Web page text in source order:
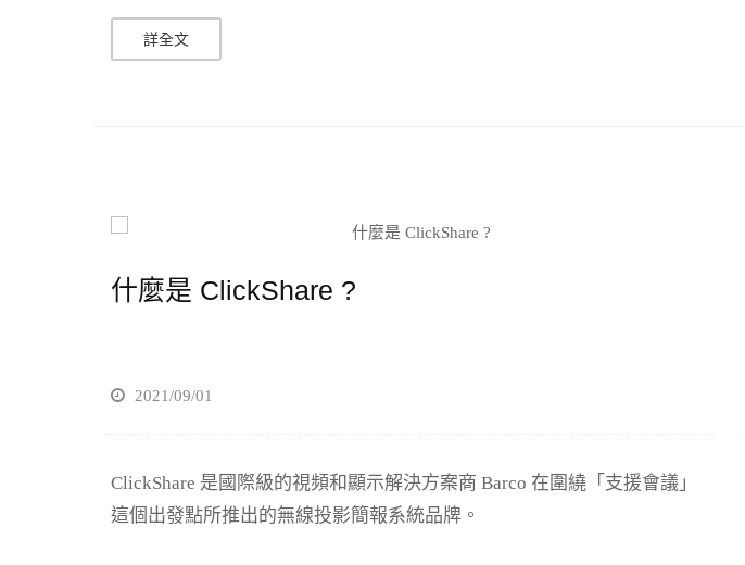
詳全文
什麼是 ClickShare ?
2021/09/01
ClickShare 是國際級的視頻和顯示解決方案商 Barco 在圍繞「支援會議」
這個出發點所推出的無線投影簡報系統品牌。